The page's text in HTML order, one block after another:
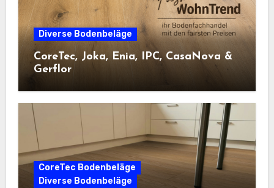
Diverse Bodenbeläge
CoreTec, Joka, Enia, IPC, CasaNova &
Gerflor
CoreTec Bodenbeläge
Diverse Bodenbeläge